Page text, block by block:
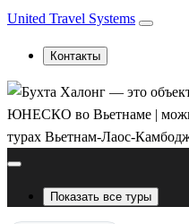
United Travel Systems
Контакты
Показать все туры